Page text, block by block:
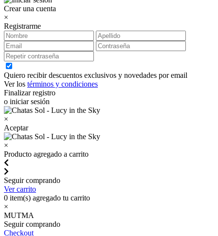
Crear una cuenta
×
Registrarme
Quiero recibir descuentos exclusivos y novedades por email
Ver los términos y condiciones
Finalizar registro
o iniciar sesión
×
Aceptar
×
Producto agregado a carrito
Seguir comprando
Ver carrito
0 item(s) agregado tu carrito
×
MUTMA
Seguir comprando
Checkout